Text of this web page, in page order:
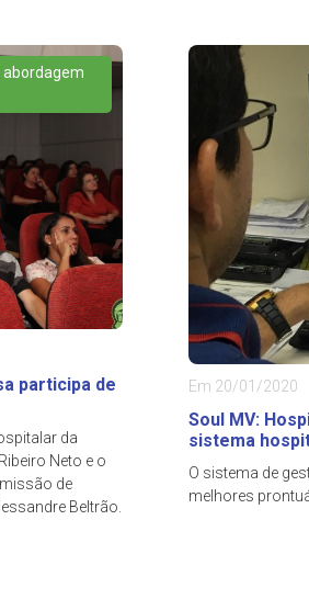
abordagem
participa de
da
Neto e o
de
Beltrão.
Em 20/01/2020
Soul MV:
sistema
O sistema de
melhores